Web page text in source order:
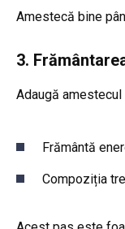
Amestecă bine
3.
Adaugă
Frământă
Compoziția